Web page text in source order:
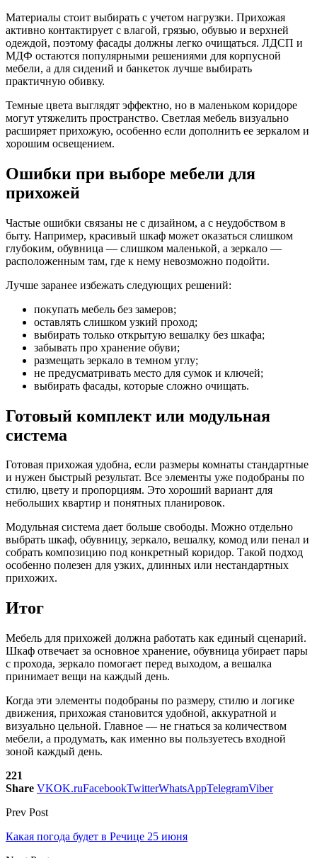
Материалы стоит выбирать с учетом нагрузки. Прихожая
активно контактирует с влагой, грязью, обувью и верхней
одеждой, поэтому фасады должны легко очищаться. ЛДСП и
МДФ остаются популярными решениями для корпусной
мебели, а для сидений и банкеток лучше выбирать
практичную обивку.
Темные цвета выглядят эффектно, но в маленьком коридоре
могут утяжелить пространство. Светлая мебель визуально
расширяет прихожую, особенно если дополнить ее зеркалом и
хорошим освещением.
Ошибки при выборе мебели для
прихожей
Частые ошибки связаны не с дизайном, а с неудобством в
быту. Например, красивый шкаф может оказаться слишком
глубоким, обувница — слишком маленькой, а зеркало —
расположенным там, где к нему невозможно подойти.
Лучше заранее избежать следующих решений:
покупать мебель без замеров;
оставлять слишком узкий проход;
выбирать только открытую вешалку без шкафа;
забывать про хранение обуви;
размещать зеркало в темном углу;
не предусматривать место для сумок и ключей;
выбирать фасады, которые сложно очищать.
Готовый комплект или модульная
система
Готовая прихожая удобна, если размеры комнаты стандартные
и нужен быстрый результат. Все элементы уже подобраны по
стилю, цвету и пропорциям. Это хороший вариант для
небольших квартир и понятных планировок.
Модульная система дает больше свободы. Можно отдельно
выбрать шкаф, обувницу, зеркало, вешалку, комод или пенал и
собрать композицию под конкретный коридор. Такой подход
особенно полезен для узких, длинных или нестандартных
прихожих.
Итог
Мебель для прихожей должна работать как единый сценарий.
Шкаф отвечает за основное хранение, обувница убирает пары
с прохода, зеркало помогает перед выходом, а вешалка
принимает вещи на каждый день.
Когда эти элементы подобраны по размеру, стилю и логике
движения, прихожая становится удобной, аккуратной и
визуально цельной. Главное — не гнаться за количеством
мебели, а продумать, как именно вы пользуетесь входной
зоной каждый день.
221
Share VKOK.ruFacebookTwitterWhatsAppTelegramViber
Prev Post
Какая погода будет в Речице 25 июня